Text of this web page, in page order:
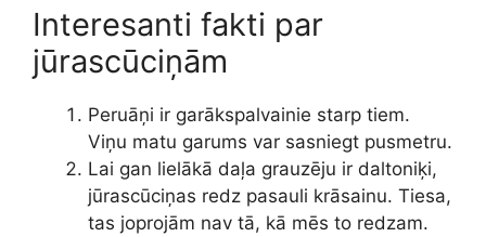
Interesanti fakti par
jūrascūciņām
Peruāņi ir garākspalvainie starp tiem.
Viņu matu garums var sasniegt pusmetru.
Lai gan lielākā daļa grauzēju ir daltoniķi,
jūrascūciņas redz pasauli krāsainu. Tiesa,
tas joprojām nav tā, kā mēs to redzam.